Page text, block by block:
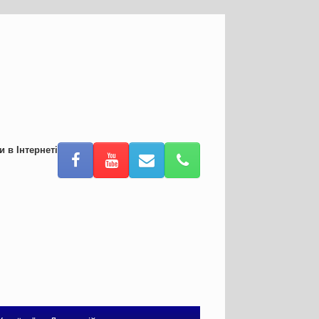
в Інтернеті